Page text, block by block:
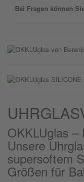
Bei Fragen können
OKKLUglas –
Unsere
supersoftem
Größen für